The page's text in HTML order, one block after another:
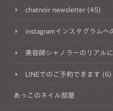
chatnoir newsletter (45)
instagramインスタグラムへ
美容師シャノラーのリアル
LINEでのご予約できます (6)
あっこのネイル部屋